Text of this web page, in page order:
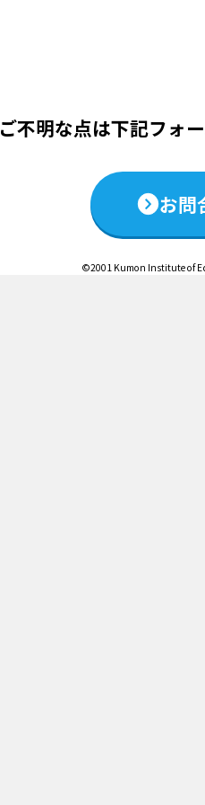
ご不明な点は下記フォ
お問
©2001 Kumon Institute of